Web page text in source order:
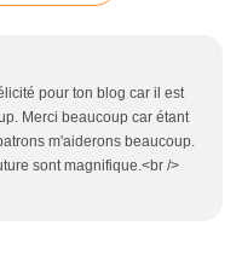
pour ton blog car il est
Merci beaucoup car étant
m'aiderons beaucoup.
sont magnifique.<br />